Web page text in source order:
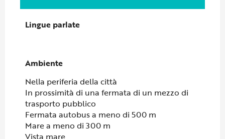
Lingue parlate
Lingue parlate
Ambiente
Ambiente
Nella periferia della città
In prossimità di una fermata di un mezzo di
trasporto pubblico
Fermata autobus a meno di 500 m
Mare a meno di 300 m
Vista mare